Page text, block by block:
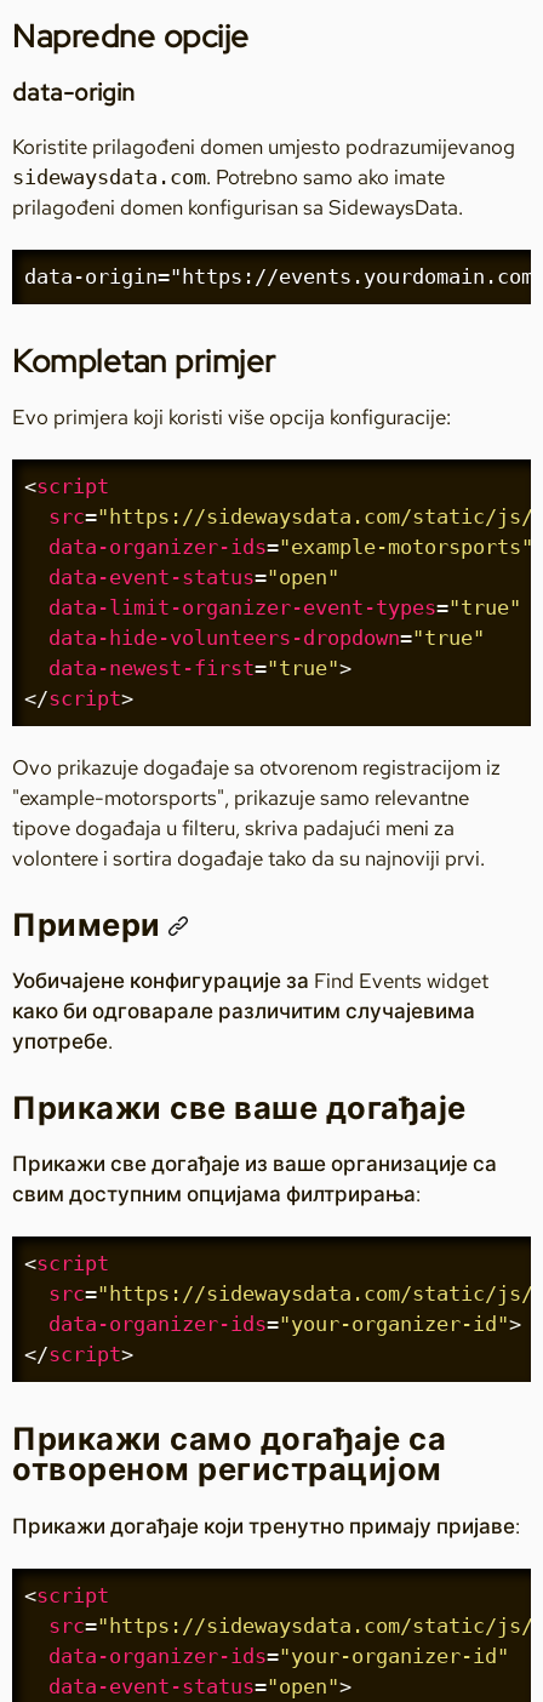
Napredne opcije
data-origin
Koristite prilagođeni domen umjesto podrazumijevanog
sidewaysdata.com. Potrebno samo ako imate
prilagođeni domen konfigurisan sa SidewaysData.
data-origin="https://
Kompletan primjer
Evo primjera koji koristi više opcija konfiguracije:
<script
src="https://sidewaysdata.com/static/js/
data-organizer-ids="example-motorsports"
data-event-status="open"
data-limit-organizer-event-types="true"
data-hide-volunteers-dropdown="true"
data-newest-first="true">
</script>
Ovo prikazuje događaje sa otvorenom registracijom iz
"example-motorsports", prikazuje samo relevantne
tipove događaja u filteru, skriva padajući meni za
volontere i sortira događaje tako da su najnoviji prvi.
Примери
Уобичајене конфигурације за Find Events widget
како би одговарале различитим случајевима
употребе.
Прикажи све ваше догађаје
Прикажи све догађаје из ваше организације са
свим доступним опцијама филтрирања:
<script
src="https://sidewaysdata.com/static/js/
data-organizer-ids="your-organizer-id">
</script>
Прикажи само догађаје са
отвореном регистрацијом
Прикажи догађаје који тренутно примају пријаве:
<script
src="https://sidewaysdata.com/static/js/
data-organizer-ids="your-organizer-id"
data-event-status="open">